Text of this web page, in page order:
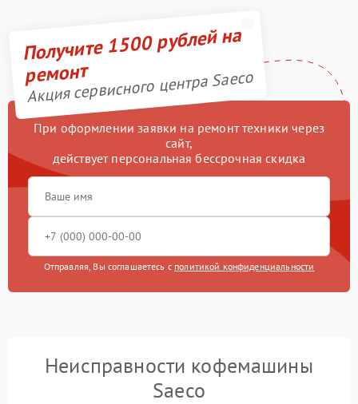
Получите 1500 рублей на
ремонт
Акция сервисного центра Saeco
При оформлении заявки на ремонт техники через
сайт,
действует персональная бессрочная скидка
Отправляя, Вы соглашаетесь с политикой конфиденциальности
Неисправности кофемашины
Saeco